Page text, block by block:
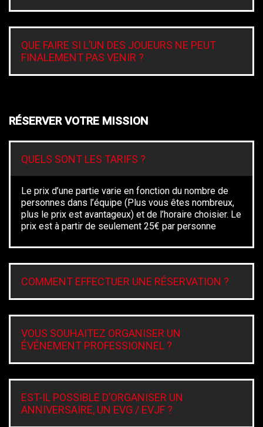
QUE FAIRE SI L’UN DES JOUEURS NE PEUT
FINALEMENT PAS VENIR ?
RÉSERVER VOTRE MISSION
QUELS SONT LES TARIFS ?
Le prix d’une partie varie en fonction du nombre de
personnes dans l’équipe (Plus vous êtes nombreux,
plus le prix est avantageux) et de l’horaire choisier. Le
prix est à partir de seulement 25€ par personne
COMMENT EFFECTUER UNE RÉSERVATION ?
VOUS SOUHAITEZ ORGANISER UN
ÉVÉNEMENT PROFESSIONNEL ?
EST-IL POSSIBLE D’ORGANISER UN
ANNIVERSAIRE, UN EVG / EVJF ?